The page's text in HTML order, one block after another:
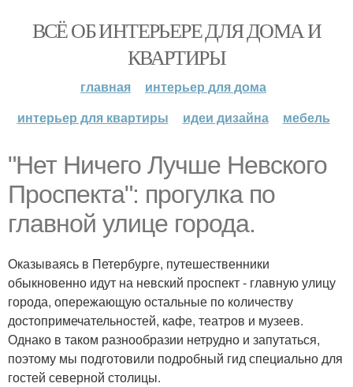
ВСЁ ОБ ИНТЕРЬЕРЕ ДЛЯ ДОМА И
КВАРТИРЫ
главная
интерьер для дома
интерьер для квартиры
идеи дизайна мебель
"Нет Ничего Лучше Невского
Проспекта": прогулка по
главной улице города.
Оказываясь в Петербурге, путешественники
обыкновенно идут на невский проспект - главную улицу
города, опережающую остальные по количеству
достопримечательностей, кафе, театров и музеев.
Однако в таком разнообразии нетрудно и запутаться,
поэтому мы подготовили подробный гид специально для
гостей северной столицы.